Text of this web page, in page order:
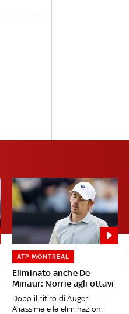
Eliminato anche De
Minaur: Norrie agli ottavi
ATP MONTREAL
Dopo il ritiro di Auger-
Aliassime e le eliminazioni